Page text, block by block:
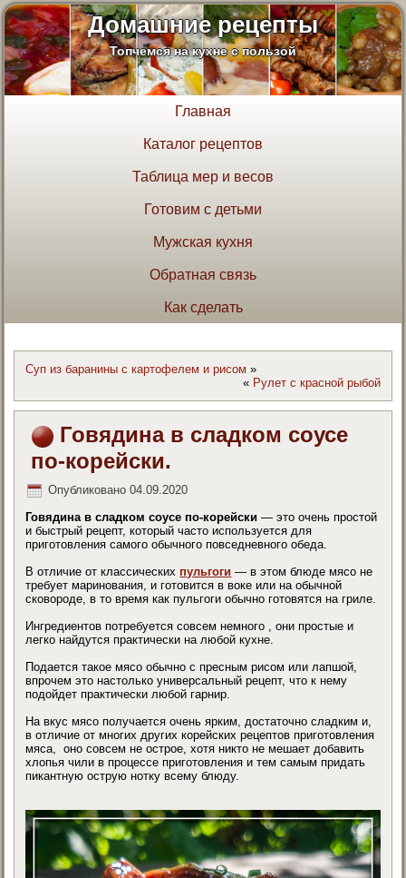
Домашние рецепты
Топчемся на кухне с пользой
Главная
Каталог рецептов
Таблица мер и весов
Готовим с детьми
Мужская кухня
Обратная связь
Как сделать
Суп из баранины с картофелем и рисом »
« Рулет с красной рыбой
Говядина в сладком соусе
по-корейски.
Опубликовано 04.09.2020
Говядина в сладком соусе по-корейски — это очень простой
и быстрый рецепт, который часто используется для
приготовления самого обычного повседневного обеда.
В отличие от классических пульгоги — в этом блюде мясо не
требует маринования, и готовится в воке или на обычной
сковороде, в то время как пульгоги обычно готовятся на гриле.
Ингредиентов потребуется совсем немного , они простые и
легко найдутся практически на любой кухне.
Подается такое мясо обычно с пресным рисом или лапшой,
впрочем это настолько универсальный рецепт, что к нему
подойдет практически любой гарнир.
На вкус мясо получается очень ярким, достаточно сладким и,
в отличие от многих других корейских рецептов приготовления
мяса, оно совсем не острое, хотя никто не мешает добавить
хлопья чили в процессе приготовления и тем самым придать
пикантную острую нотку всему блюду.